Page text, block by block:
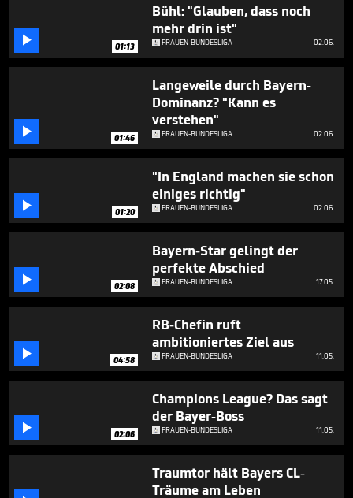
seconds
 01:13
Bühl: "Glauben, dass noch
mehr drin ist"
FRAUEN-BUNDESLIGA 02.06.
 01:46
Langeweile durch Bayern-
Dominanz? "Kann es
verstehen"
FRAUEN-BUNDESLIGA 02.06.
 01:20
"In England machen sie schon
einiges richtig"
FRAUEN-BUNDESLIGA 02.06.
 02:08
Bayern-Star gelingt der
perfekte Abschied
FRAUEN-BUNDESLIGA 17.05.
 04:58
RB-Chefin ruft
ambitioniertes Ziel aus
FRAUEN-BUNDESLIGA 11.05.
 02:06
Champions League? Das sagt
der Bayer-Boss
FRAUEN-BUNDESLIGA 11.05.
Traumtor hält Bayers CL-
Träume am Leben